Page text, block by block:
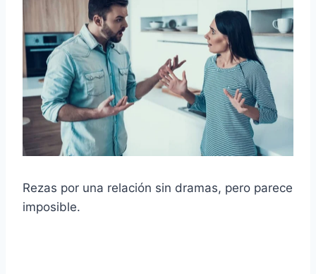
Rezas por una relación sin dramas, pero parece
imposible.